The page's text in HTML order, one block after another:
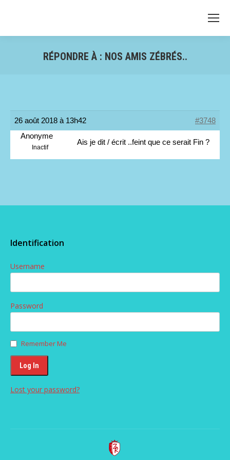
RÉPONDRE À : NOS AMIS ZÉBRÉS..
26 août 2018 à 13h42
#3748
Anonyme
Inactif
Ais je dit / écrit ..feint que ce serait Fin ?
Identification
Username
Password
Remember Me
Lost your password?